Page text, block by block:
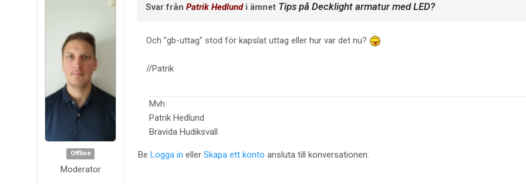
Offline
Moderator
Svar från Patrik Hedlundi ämnet Tips på Decklight armatur med LED?
Och "gb-uttag" stod för kapslat uttag eller hur var det nu?
//Patrik
Mvh
Patrik Hedlund
Bravida Hudiksvall
Be Logga in eller Skapa ett konto ansluta till konversationen.